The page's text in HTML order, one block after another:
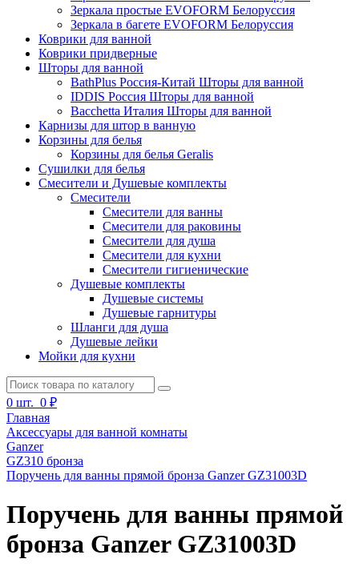
Зеркала простые EVOFORM Белоруссия
Зеркала в багете EVOFORM Белоруссия
Коврики для ванной
Коврики придверные
Шторы для ванной
BathPlus Россия-Китай Шторы для ванной
IDDIS Россия Шторы для ванной
Bacchetta Италия Шторы для ванной
Карнизы для штор в ванную
Корзины для белья
Корзины для белья Geralis
Сушилки для белья
Смесители и Душевые комплекты
Смесители
Смесители для ванны
Смесители для раковины
Смесители для душа
Смесители для кухни
Смесители гигиенические
Душевые комплекты
Душевые системы
Душевые гарнитуры
Шланги для душа
Душевые лейки
Мойки для кухни
0 шт. 0 ₽
Главная
Аксессуары для ванной комнаты
Ganzer
GZ310 бронза
Поручень для ванны прямой бронза Ganzer GZ31003D
Поручень для ванны прямой
бронза Ganzer GZ31003D